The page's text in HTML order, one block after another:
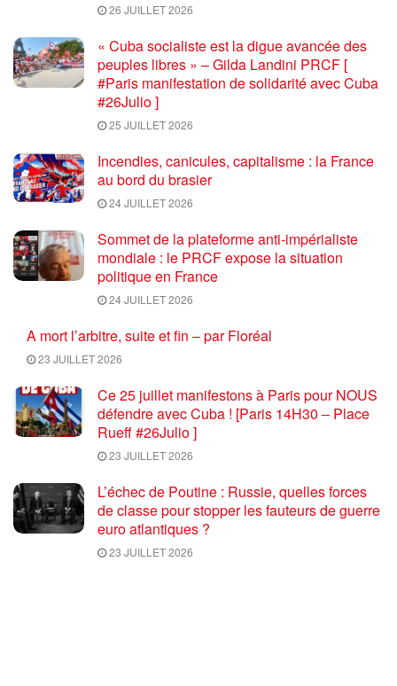
26 JUILLET 2026
« Cuba socialiste est la digue avancée des
peuples libres » – Gilda Landini PRCF [
#Paris manifestation de solidarité avec Cuba
#26Julio ]
25 JUILLET 2026
Incendies, canicules, capitalisme : la France
au bord du brasier
24 JUILLET 2026
Sommet de la plateforme anti-impérialiste
mondiale : le PRCF expose la situation
politique en France
24 JUILLET 2026
A mort l’arbitre, suite et fin – par Floréal
23 JUILLET 2026
Ce 25 juillet manifestons à Paris pour NOUS
défendre avec Cuba ! [Paris 14H30 – Place
Rueff #26Julio ]
23 JUILLET 2026
L’échec de Poutine : Russie, quelles forces
de classe pour stopper les fauteurs de guerre
euro atlantiques ?
23 JUILLET 2026